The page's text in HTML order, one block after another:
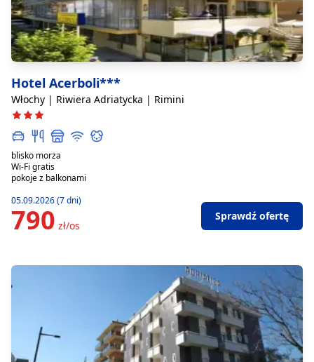
Hotel Acerboli***
Włochy | Riwiera Adriatycka | Rimini
blisko morza
Wi-Fi gratis
pokoje z balkonami
05.09.2026 (7 dni)
790 zł/os
Sprawdź ofertę